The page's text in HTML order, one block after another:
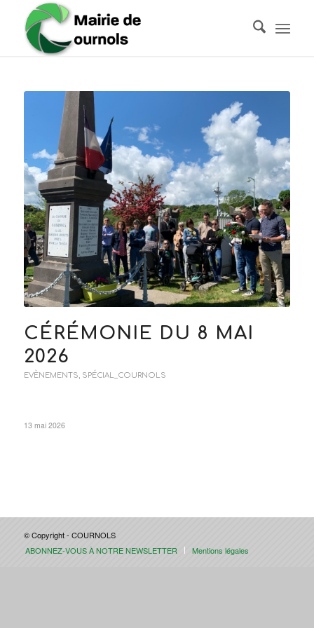
CÉRÉMONIE DU 8 MAI
2026
EVÈNEMENTS SPÉCIAL_COURNOLS
13 mai 2026
© Copyright - COURNOLS
ABONNEZ-VOUS À NOTRE NEWSLETTER
Mentions légales